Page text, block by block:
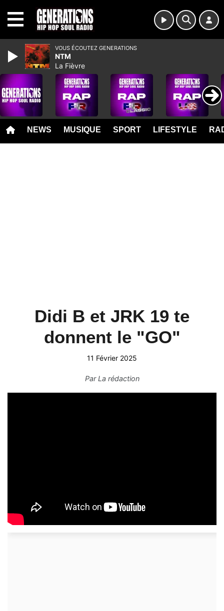
NEWS MUSIQUE SPORT LIFESTYLE
Didi B et JRK 19 te
donnent le "GO"
11 Février 2025
ParLa rédaction
VOUS ÉCOUTEZ GENERATIONS
NTM
La Fièvre